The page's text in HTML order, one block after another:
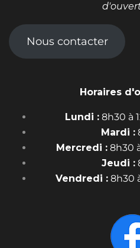
Nous contacter
Horaires
Lundi :8h30 à
Mardi :
Mercredi : 8h30
Jeudi :
Vendredi :8h30